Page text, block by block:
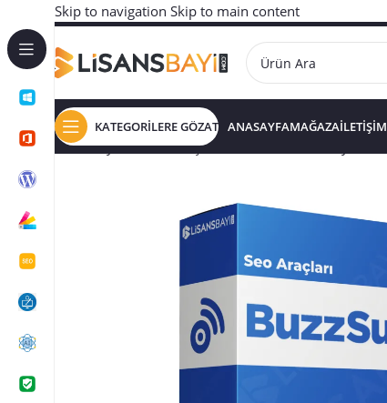
Skip to navigation Skip to main content
KATEGORİLERE GÖZAT ANASAYFAMAĞAZAİLETİŞİM
Ana Sayfa/ SEO ARAÇLARI